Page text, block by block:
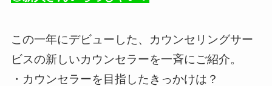
この一年にデビューした、カウンセリングサー
ビスの新しいカウンセラーを一斉にご紹介。
・カウンセラーを目指したきっかけは？